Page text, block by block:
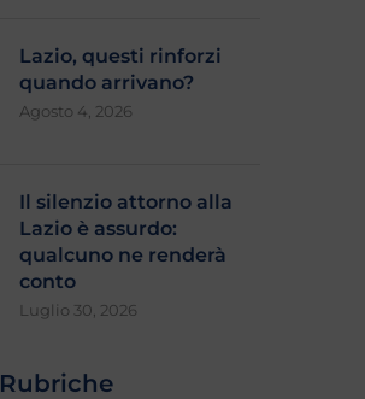
Lazio, questi rinforzi
quando arrivano?
Agosto 4, 2026
Il silenzio attorno alla
Lazio è assurdo:
qualcuno ne renderà
conto
Luglio 30, 2026
Rubriche